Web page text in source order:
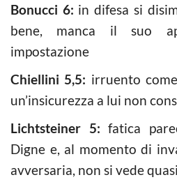
Bonucci 6: in difesa si
bene, manca il suo
impostazione
Chiellini 5,5: irruento
un’insicurezza a lui non
Lichtsteiner 5: fatica
Digne e, al momento di
avversaria, non si vede